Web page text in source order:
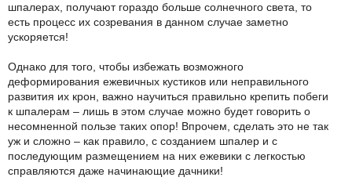
шпалерах, получают гораздо больше солнечного света, то
есть процесс их созревания в данном случае заметно
ускоряется!
Однако для того, чтобы избежать возможного
деформирования ежевичных кустиков или неправильного
развития их крон, важно научиться правильно крепить побеги
к шпалерам – лишь в этом случае можно будет говорить о
несомненной пользе таких опор! Впрочем, сделать это не так
уж и сложно – как правило, с созданием шпалер и с
последующим размещением на них ежевики с легкостью
справляются даже начинающие дачники!